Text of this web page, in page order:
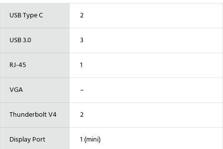
USB Type C 2
USB 3.0 3
RJ-45 1
VGA –
Thunderbolt V4 2
Display Port 1 (mini)